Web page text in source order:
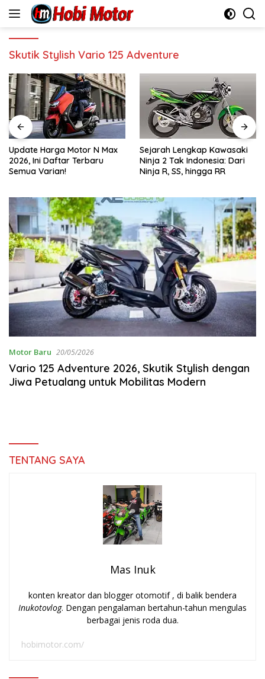
Skutik Stylish Vario 125 Adventure
Update Harga Motor N Max
2026, Ini Daftar Terbaru
Semua Varian!
Sejarah Lengkap Kawasaki
Ninja 2 Tak Indonesia: Dari
Ninja R, SS, hingga RR
Motor Baru 20/05/2026
Vario 125 Adventure 2026, Skutik Stylish dengan
Jiwa Petualang untuk Mobilitas Modern
TENTANG SAYA
Mas Inuk
konten kreator dan blogger otomotif , di balik bendera
Inukotovlog. Dengan pengalaman bertahun-tahun mengulas
berbagai jenis roda dua.
hobimotor.com/